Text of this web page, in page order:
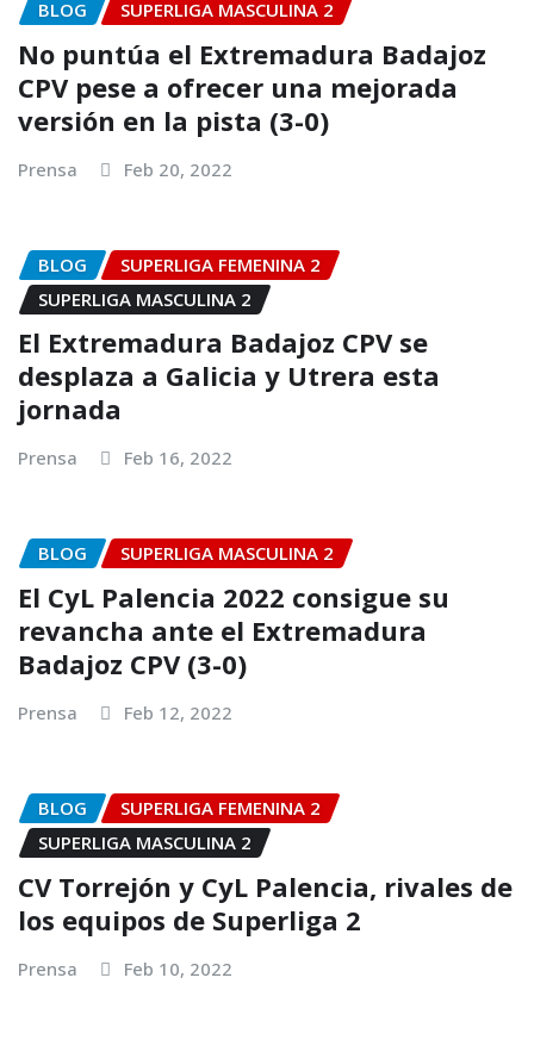
BLOG SUPERLIGA MASCULINA 2
No puntúa el Extremadura Badajoz
CPV pese a ofrecer una mejorada
versión en la pista (3-0)
Prensa Feb 20, 2022
BLOG
SUPERLIGA FEMENINA 2
SUPERLIGA MASCULINA 2
El Extremadura Badajoz CPV se
desplaza a Galicia y Utrera esta
jornada
Prensa Feb 16, 2022
BLOG SUPERLIGA MASCULINA 2
El CyL Palencia 2022 consigue su
revancha ante el Extremadura
Badajoz CPV (3-0)
Prensa Feb 12, 2022
BLOG
SUPERLIGA FEMENINA 2
SUPERLIGA MASCULINA 2
CV Torrejón y CyL Palencia, rivales de
los equipos de Superliga 2
Prensa Feb 10, 2022